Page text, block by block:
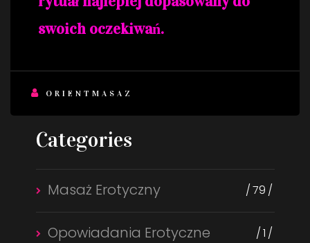
swoich oczekiwań.
ORIENTMASAZ
Categories
Masaż Erotyczny 79
Opowiadania Erotyczne 1